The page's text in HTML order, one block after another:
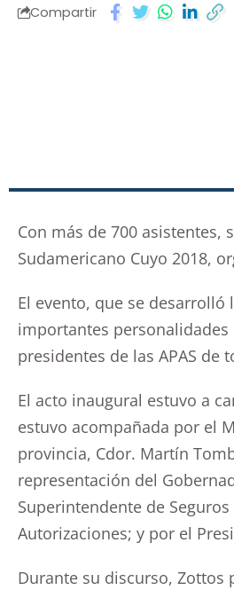
Compartir
Con más de 700 asistentes,
Sudamericano Cuyo 2018,
El evento, que se
importantes
presidentes de las APAS
El acto inaugural estuvo a
estuvo acompañada por el
provincia, Cdor. Martín
representación del
Superintendente de
Autorizaciones; y por el
Durante su discurso,